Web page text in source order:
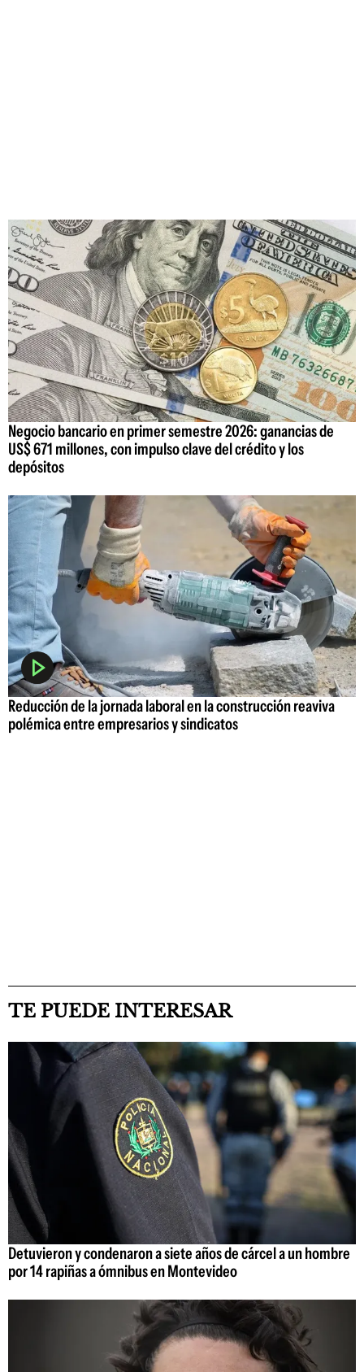
Negocio bancario en primer semestre 2026: ganancias de
US$ 671 millones, con impulso clave del crédito y los
depósitos
Reducción de la jornada laboral en la construcción reaviva
polémica entre empresarios y sindicatos
TE PUEDE INTERESAR
Detuvieron y condenaron a siete años de cárcel a un hombre
por 14 rapiñas a ómnibus en Montevideo